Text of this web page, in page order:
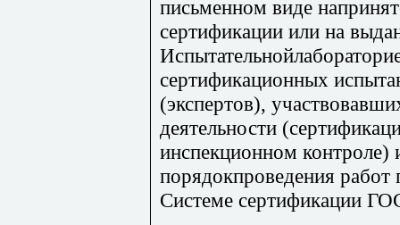
письменном виде
сертификации или на
сертификационных
(экспертов),
деятельности
инспекционном
порядокпроведения
Системе сертификации